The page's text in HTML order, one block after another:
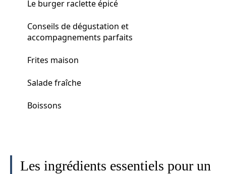
Le burger raclette épicé
Conseils de dégustation et
accompagnements parfaits
Frites maison
Salade fraîche
Boissons
Les ingrédients essentiels pour un